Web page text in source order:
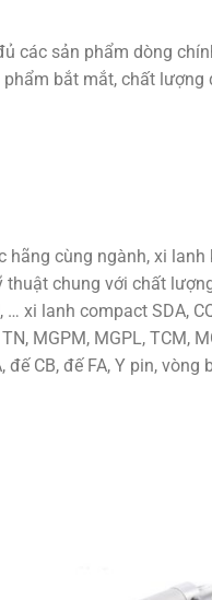
các sản phẩm dòng
bắt mắt, chất
cùng ngành, xi
chung với chất
xi lanh compact SDA,
MGPM, MGPL, TCM,
CB, đế FA, Y pin,